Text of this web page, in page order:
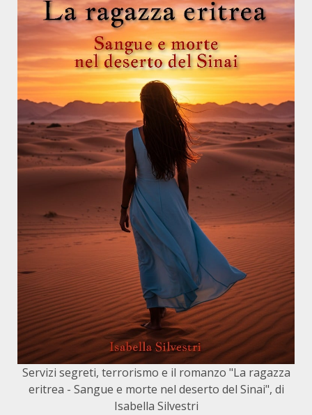
Servizi segreti, terrorismo e il romanzo "La ragazza
eritrea - Sangue e morte nel deserto del Sinai", di
Isabella Silvestri